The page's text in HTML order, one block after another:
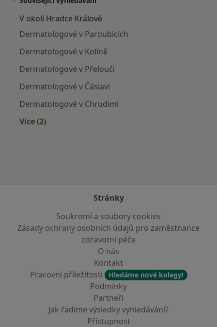
V okolí Hradce Králové
Dermatologové v Pardubicích
Dermatologové v Kolíně
Dermatologové v Přelouči
Dermatologové v Čáslavi
Dermatologové v Chrudimi
Více (2)
Stránky
Soukromí a soubory cookies
Zásady ochrany osobních údajů pro zaměstnance
zdravotní péče
O nás
Kontakt
Pracovní příležitosti
Hledáme nové kolegy!
Podmínky
Partneři
Jak řadíme výsledky vyhledávání?
Přístupnost